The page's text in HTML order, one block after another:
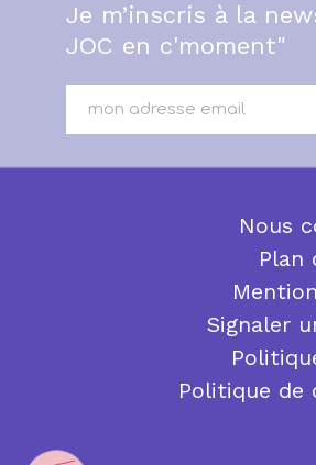
Je m’inscris à la
JOC en c'moment"
Nous
Plan
Signaler
Politique de